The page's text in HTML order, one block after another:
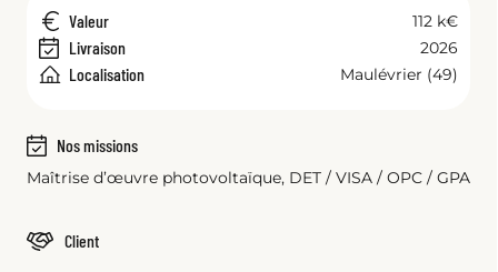
Valeur 112 k€
Livraison 2026
Localisation Maulévrier (49)
Nos missions
Maîtrise d’œuvre photovoltaïque, DET / VISA / OPC / GPA
Client